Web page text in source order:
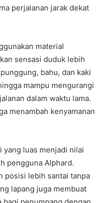
perjalanan jarak dekat
material
sensasi duduk lebih
bahu, dan kaki
mampu mengurangi
dalam waktu lama.
menambah kenyamanan
yang luas menjadi nilai
pengguna Alphard.
posisi lebih santai tanpa
lapang juga membuat